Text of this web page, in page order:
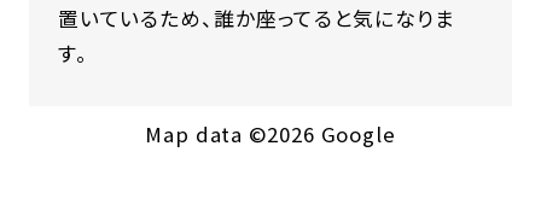
置いているため、誰か座ってると気になりま
す。
Map data ©2026 Google